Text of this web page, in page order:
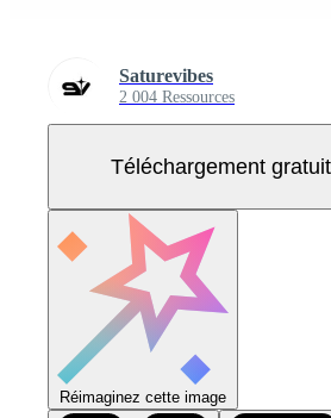
Saturevibes
2 004 Ressources
Téléchargement gratuit
Réimaginez cette image